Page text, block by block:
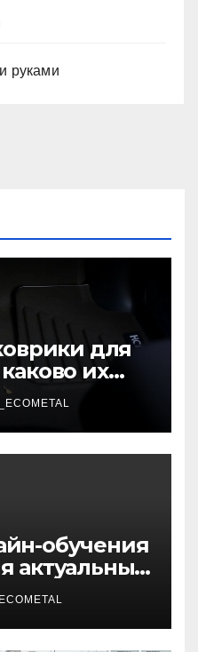
руками
для
их
обучения
актуальных